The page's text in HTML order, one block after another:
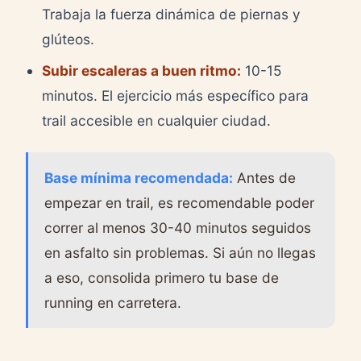
Trabaja la fuerza dinámica de piernas y
glúteos.
Subir escaleras a buen ritmo: 10-15
minutos. El ejercicio más específico para
trail accesible en cualquier ciudad.
Base mínima recomendada: Antes de
empezar en trail, es recomendable poder
correr al menos 30-40 minutos seguidos
en asfalto sin problemas. Si aún no llegas
a eso, consolida primero tu base de
running en carretera.